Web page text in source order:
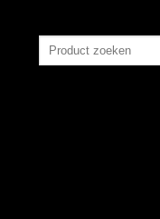
Zoeken